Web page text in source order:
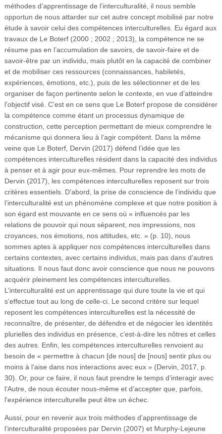
méthodes d’apprentissage de l’interculturalité, il nous semble
opportun de nous attarder sur cet autre concept mobilisé par notre
étude à savoir celui des compétences interculturelles. Eu égard aux
travaux de Le Boterf (2000 ; 2002 ; 2013), la compétence ne se
résume pas en l’accumulation de savoirs, de savoir-faire et de
savoir-être par un individu, mais plutôt en la capacité de combiner
et de mobiliser ces ressources (connaissances, habiletés,
expériences, émotions, etc.), puis de les sélectionner et de les
organiser de façon pertinente selon le contexte, en vue d’atteindre
l’objectif visé. C’est en ce sens que Le Boterf propose de considérer
la compétence comme étant un processus dynamique de
construction, cette perception permettant de mieux comprendre le
mécanisme qui donnera lieu à l’agir compétent. Dans la même
veine que Le Boterf, Dervin (2017) défend l’idée que les
compétences interculturelles résident dans la capacité des individus
à penser et à agir pour eux-mêmes. Pour reprendre les mots de
Dervin (2017), les compétences interculturelles reposent sur trois
critères essentiels. D’abord, la prise de conscience de l’individu que
l’interculturalité est un phénomène complexe et que notre position à
son égard est mouvante en ce sens où « influencés par les
relations de pouvoir qui nous séparent, nos impressions, nos
croyances, nos émotions, nos attitudes, etc. » (p. 10), nous
sommes aptes à appliquer nos compétences interculturelles dans
certains contextes, avec certains individus, mais pas dans d’autres
situations. Il nous faut donc avoir conscience que nous ne pouvons
acquérir pleinement les compétences interculturelles.
L’interculturalité est un apprentissage qui dure toute la vie et qui
s’effectue tout au long de celle-ci. Le second critère sur lequel
reposent les compétences interculturelles est la nécessité de
reconnaître, de présenter, de défendre et de négocier les identités
plurielles des individus en présence, c’est-à-dire les nôtres et celles
des autres. Enfin, les compétences interculturelles renvoient au
besoin de « permettre à chacun [de nous] de [nous] sentir plus ou
moins à l’aise dans nos interactions avec eux » (Dervin, 2017, p.
30). Or, pour ce faire, il nous faut prendre le temps d’interagir avec
l’Autre, de nous écouter nous-même et d’accepter que, parfois,
l’expérience interculturelle peut être un échec.
Aussi, pour en revenir aux trois méthodes d’apprentissage de
l’interculturalité proposées par Dervin (2007) et Murphy-Lejeune